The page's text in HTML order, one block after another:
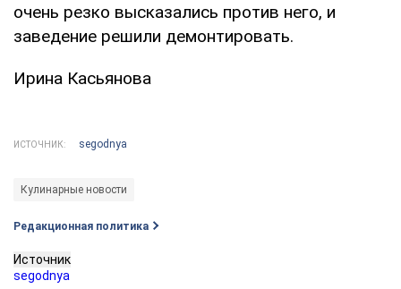
очень резко высказались против него, и
заведение решили демонтировать.
Ирина Касьянова
ИСТОЧНИК: segodnya
Кулинарные новости
Редакционная политика
Источник
segodnya